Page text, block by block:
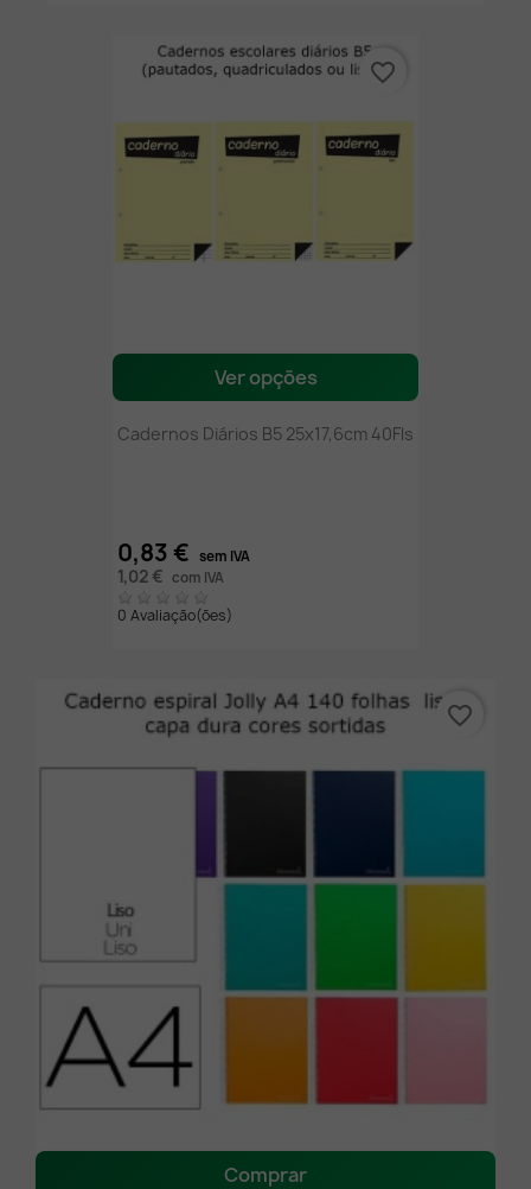
Ver opções
Cadernos Diários B5 25x17,6cm 40Fls
0,83 € sem IVA
1,02 € com IVA
0 Avaliação(ões)
favorite_border
Comprar
favorite_border